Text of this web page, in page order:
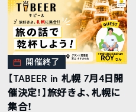
開催終了
【TABEER in 札幌 7月4日開
催決定！】旅好きよ、札幌に
集合！